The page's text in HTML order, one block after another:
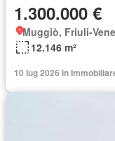
1.300.000 €
Muggiò, Friuli-
12.146 m²
10 lug 2026 in